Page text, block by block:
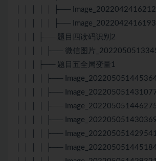
│ │ │ │ │ ├──
│ │ │ │ │ ├──
│ │ │ ├── 题目四读码识别2
│ │ │ │ ├── 微信图片
│ │ │ ├── 题目五全局变量1
│ │ │ │ ├──
│ │ │ │ ├──
│ │ │ │ ├──
│ │ │ │ ├──
│ │ │ │ ├──
│ │ │ │ ├──